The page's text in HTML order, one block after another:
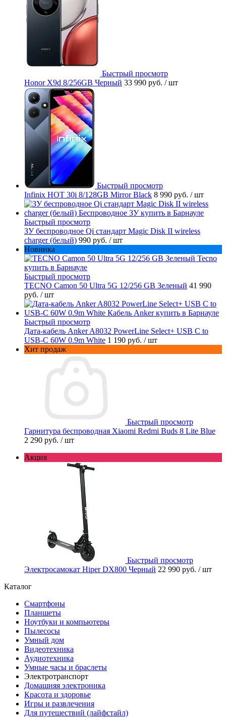
Быстрый просмотр
Honor X9d 8/256GB Черный 33 990 руб. / шт
Быстрый просмотр
Infinix HOT 30i 8/128GB Mirror Black 8 990 руб. / шт
Быстрый просмотр
ЗУ беспроводное Qi стандарт Magic Disk II wireless
charger (белый) 990 руб. / шт
Новинка
Быстрый просмотр
TECNO Camon 50 Ultra 5G 12/256 GB Зеленый 41 990
руб. / шт
Быстрый просмотр
Дата-кабель Anker A8032 PowerLine Select+ USB C to
USB-C 60W 0.9m White 1 190 руб. / шт
Хит продаж
Быстрый просмотр
Гарнитура беспроводная Xiaomi Redmi Buds 8 Lite Blue
2 290 руб. / шт
Акция
Быстрый просмотр
Электросамокат Hiper DX800 Черный 22 990 руб. / шт
Каталог
Смартфоны
Планшеты
Ноутбуки и компьютеры
Пылесосы
Умный дом
Видеотехника
Аудиотехника
Умные часы и браслеты
Электротранспорт
Домашняя электроника
Красота и здоровье
Игры и развлечения
Для путешествий (лайфстайл)